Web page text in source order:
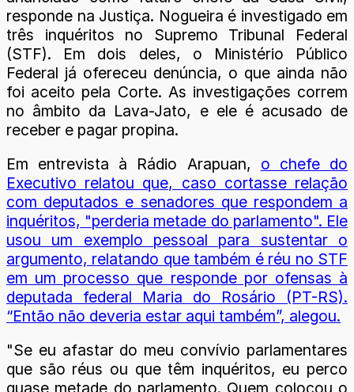
responde na Justiça. Nogueira é investigado em
três inquéritos no Supremo Tribunal Federal
(STF). Em dois deles, o Ministério Público
Federal já ofereceu denúncia, o que ainda não
foi aceito pela Corte. As investigações correm
no âmbito da Lava-Jato, e ele é acusado de
receber e pagar propina.
Em entrevista à Rádio Arapuan, o chefe do
Executivo relatou que, caso cortasse relação
com deputados e senadores que respondem a
inquéritos, "perderia metade do parlamento". Ele
usou um exemplo pessoal para sustentar o
argumento, relatando que também é réu no STF
em um processo que responde por ofensas à
deputada federal Maria do Rosário (PT-RS).
“Então não deveria estar aqui também”, alegou.
"Se eu afastar do meu convívio parlamentares
que são réus ou que têm inquéritos, eu perco
quase metade do parlamento. Quem colocou o